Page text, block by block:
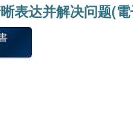
表达并解决问题(